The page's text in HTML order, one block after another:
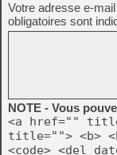
Votre adresse e-
obligatoires sont
NOTE - Vous
<a href=""
title=""> <b>
<code> <del